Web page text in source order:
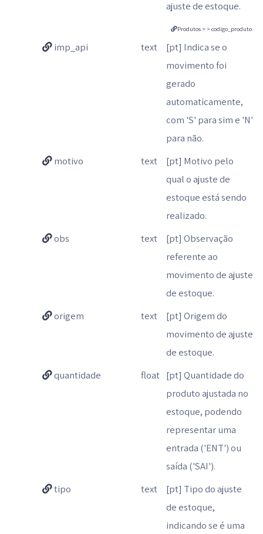
ajuste de estoque.
Produtos > > codigo_produto
imp_api text
[pt] Indica se o
movimento foi
gerado
automaticamente,
com 'S' para sim e 'N'
para não.
motivo
text
[pt] Motivo pelo
qual o ajuste de
estoque está sendo
realizado.
obs
text
[pt] Observação
referente ao
movimento de ajuste
de estoque.
origem
text
[pt] Origem do
movimento de ajuste
de estoque.
quantidade
float [pt] Quantidade do
produto ajustada no
estoque, podendo
representar uma
entrada ('ENT') ou
saída ('SAI').
tipo
text
[pt] Tipo do ajuste
de estoque,
indicando se é uma